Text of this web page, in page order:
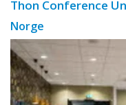
Thon Conference
Norge